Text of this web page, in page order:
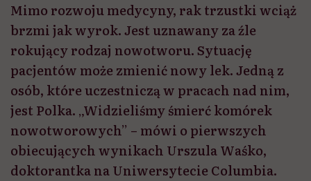
Mimo rozwoju medycyny, rak trzustki wciąż
brzmi jak wyrok. Jest uznawany za źle
rokujący rodzaj nowotworu. Sytuację
pacjentów może zmienić nowy lek. Jedną z
osób, które uczestniczą w pracach nad nim,
jest Polka. „Widzieliśmy śmierć komórek
nowotworowych” – mówi o pierwszych
obiecujących wynikach Urszula Waśko,
doktorantka na Uniwersytecie Columbia.